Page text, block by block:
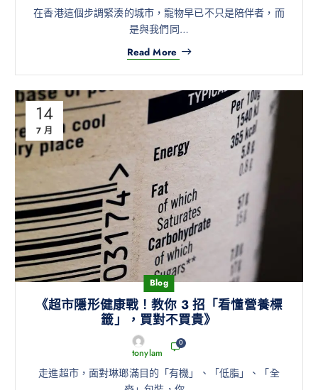
在香港這個步調緊湊的城市，寵物早已不只是陪伴者，而
是與我們同…
Read More
14
7 月
Blog
《超市隱形健康戰！教你 3 招「看懂營養標
籤」，買對不買貴》
tonylam
0
走進超市，面對琳瑯滿目的「有機」、「低脂」、「全